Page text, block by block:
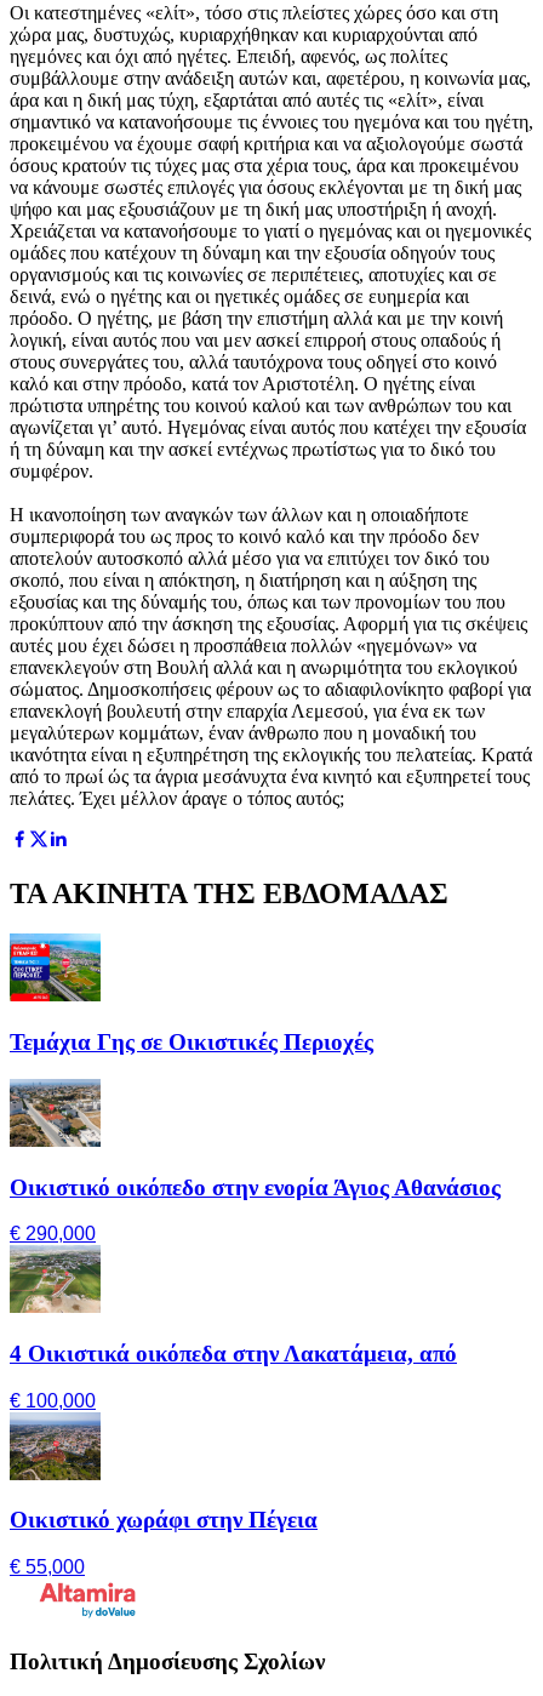
Οι κατεστημένες «ελίτ», τόσο στις πλείστες χώρες όσο και στη
χώρα μας, δυστυχώς, κυριαρχήθηκαν και κυριαρχούνται από
ηγεμόνες και όχι από ηγέτες. Επειδή, αφενός, ως πολίτες
συμβάλλουμε στην ανάδειξη αυτών και, αφετέρου, η κοινωνία μας,
άρα και η δική μας τύχη, εξαρτάται από αυτές τις «ελίτ», είναι
σημαντικό να κατανοήσουμε τις έννοιες του ηγεμόνα και του ηγέτη,
προκειμένου να έχουμε σαφή κριτήρια και να αξιολογούμε σωστά
όσους κρατούν τις τύχες μας στα χέρια τους, άρα και προκειμένου
να κάνουμε σωστές επιλογές για όσους εκλέγονται με τη δική μας
ψήφο και μας εξουσιάζουν με τη δική μας υποστήριξη ή ανοχή.
Χρειάζεται να κατανοήσουμε το γιατί ο ηγεμόνας και οι ηγεμονικές
ομάδες που κατέχουν τη δύναμη και την εξουσία οδηγούν τους
οργανισμούς και τις κοινωνίες σε περιπέτειες, αποτυχίες και σε
δεινά, ενώ ο ηγέτης και οι ηγετικές ομάδες σε ευημερία και
πρόοδο. Ο ηγέτης, με βάση την επιστήμη αλλά και με την κοινή
λογική, είναι αυτός που ναι μεν ασκεί επιρροή στους οπαδούς ή
στους συνεργάτες του, αλλά ταυτόχρονα τους οδηγεί στο κοινό
καλό και στην πρόοδο, κατά τον Αριστοτέλη. Ο ηγέτης είναι
πρώτιστα υπηρέτης του κοινού καλού και των ανθρώπων του και
αγωνίζεται γι’ αυτό. Ηγεμόνας είναι αυτός που κατέχει την εξουσία
ή τη δύναμη και την ασκεί εντέχνως πρωτίστως για το δικό του
συμφέρον.
Η ικανοποίηση των αναγκών των άλλων και η οποιαδήποτε
συμπεριφορά του ως προς το κοινό καλό και την πρόοδο δεν
αποτελούν αυτοσκοπό αλλά μέσο για να επιτύχει τον δικό του
σκοπό, που είναι η απόκτηση, η διατήρηση και η αύξηση της
εξουσίας και της δύναμής του, όπως και των προνομίων του που
προκύπτουν από την άσκηση της εξουσίας. Αφορμή για τις σκέψεις
αυτές μου έχει δώσει η προσπάθεια πολλών «ηγεμόνων» να
επανεκλεγούν στη Βουλή αλλά και η ανωριμότητα του εκλογικού
σώματος. Δημοσκοπήσεις φέρουν ως το αδιαφιλονίκητο φαβορί για
επανεκλογή βουλευτή στην επαρχία Λεμεσού, για ένα εκ των
μεγαλύτερων κομμάτων, έναν άνθρωπο που η μοναδική του
ικανότητα είναι η εξυπηρέτηση της εκλογικής του πελατείας. Κρατά
από το πρωί ώς τα άγρια μεσάνυχτα ένα κινητό και εξυπηρετεί τους
πελάτες. Έχει μέλλον άραγε ο τόπος αυτός;
ΤΑ ΑΚΙΝΗΤΑ ΤΗΣ ΕΒΔΟΜΑΔΑΣ
Τεμάχια Γης σε Οικιστικές Περιοχές
Οικιστικό οικόπεδο στην ενορία Άγιος Αθανάσιος
€ 290,000
4 Οικιστικά οικόπεδα στην Λακατάμεια, από
€ 100,000
Οικιστικό χωράφι στην Πέγεια
€ 55,000
Πολιτική Δημοσίευσης Σχολίων